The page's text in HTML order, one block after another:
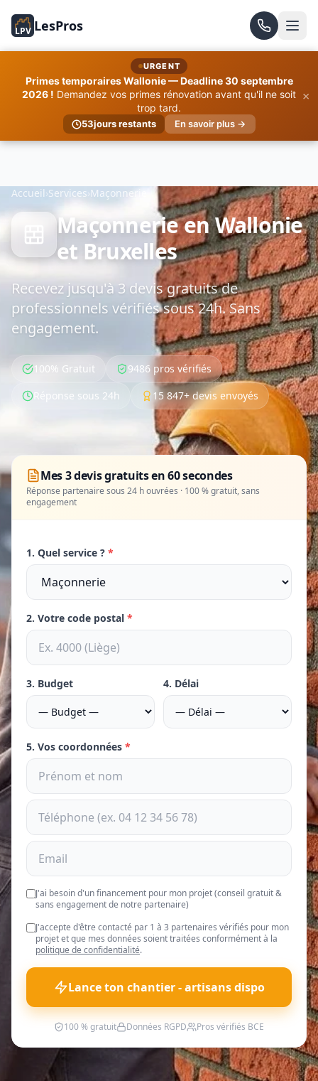
LPV LesPros
URGENT
Primes temporaires Wallonie — Deadline 30 septembre
2026 ! Demandez vos primes rénovation avant qu'il ne soit
trop tard.
53jours restants En savoir plus →
×
Accueil›Services›Maçonnerie
Maçonnerie en Wallonie
et Bruxelles
Recevez jusqu'à 3 devis gratuits de
professionnels vérifiés sous 24h. Sans
engagement.
100% Gratuit
9486 pros vérifiés
Réponse sous 24h
15 847+ devis envoyés
Mes 3 devis gratuits en 60 secondes
Réponse partenaire sous 24 h ouvrées · 100 % gratuit, sans
engagement
1. Quel service ? *
2. Votre code postal *
3. Budget 4. Délai
5. Vos coordonnées *
J'ai besoin d'un financement pour mon projet (conseil gratuit &
sans engagement de notre partenaire)
J'accepte d'être contacté par 1 à 3 partenaires vérifiés pour mon
projet et que mes données soient traitées conformément à la
politique de confidentialité.
Lance ton chantier - artisans dispo
100 % gratuit Données RGPD Pros vérifiés BCE